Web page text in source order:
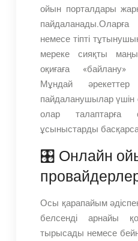
ойын порталдары
немесе тіпті
мереке сияқты
оқиғаға «байлану»
Мұндай әрекеттер
пайдаланушылар үшін
олар
ұсыныстарды
🎛 Онлайн
Осы қарапайым
белсенді арнайы
тырысады немесе